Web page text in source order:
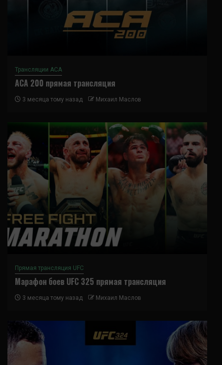
Трансляции ACA
ACA 200 прямая трансляция
3 месяца тому назад Михаил Маслов
Прямая трансляция UFC
Марафон боев UFC 325 прямая трансляция
3 месяца тому назад Михаил Маслов